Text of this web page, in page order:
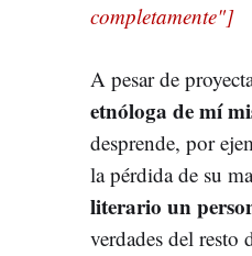
completamente"]
A pesar de
etnóloga de mí
desprende, por
la pérdida de su
literario un
verdades del resto